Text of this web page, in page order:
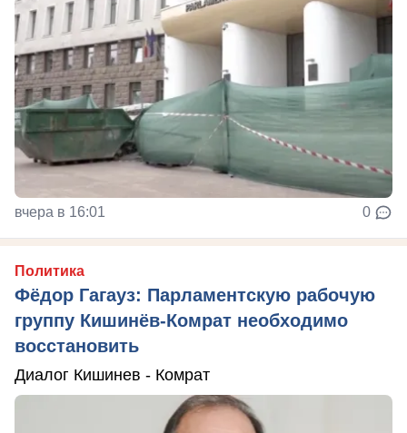
вчера в 16:01 0
Политика
Фёдор Гагауз: Парламентскую рабочую
группу Кишинёв-Комрат необходимо
восстановить
Диалог Кишинев - Комрат